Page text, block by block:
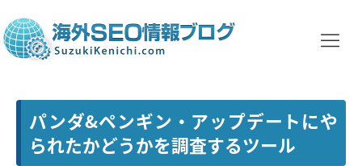
パンダ&ペンギン・アップデートにや
られたかどうかを調査するツール